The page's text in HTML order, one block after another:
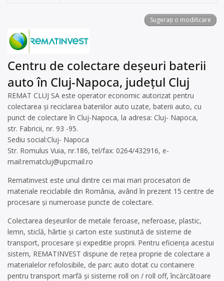
Sugerați o modificare
Centru de colectare deșeuri baterii
auto în Cluj-Napoca, județul Cluj
REMAT CLUJ SA este operator economic autorizat pentru
colectarea și reciclarea bateriilor auto uzate, baterii auto, cu
punct de colectare în Cluj-Napoca, la adresa: Cluj- Napoca,
str. Fabricii, nr. 93 -95.
Sediu social:Cluj- Napoca
Str. Romulus Vuia, nr.186, tel/fax: 0264/432916, e-
mail:rematcluj@upcmail.ro
Rematinvest este unul dintre cei mai mari procesatori de
materiale reciclabile din România, având în prezent 15 centre de
procesare și numeroase puncte de colectare.
Colectarea deșeurilor de metale feroase, neferoase, plastic,
lemn, sticlă, hârtie și carton este sustinută de sisteme de
transport, procesare și expeditie proprii. Pentru eficiența acestui
sistem, REMATINVEST dispune de reţea proprie de colectare a
materialelor refolosibile, de parc auto dotat cu containere
pentru transport marfă şi sisteme roll on / roll off, încărcătoare